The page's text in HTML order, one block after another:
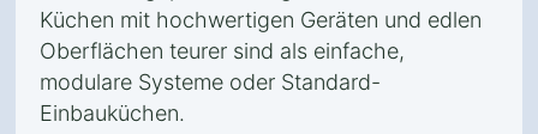
Küchen mit hochwertigen Geräten und edlen
Oberflächen teurer sind als einfache,
modulare Systeme oder Standard-
Einbauküchen.